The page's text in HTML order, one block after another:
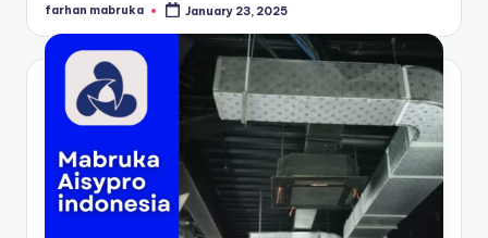
Posted
farhan mabruka January 23, 2025